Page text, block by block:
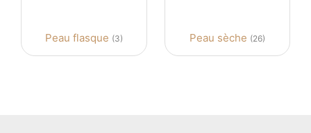
Peau flasque (3) Peau sèche (26)